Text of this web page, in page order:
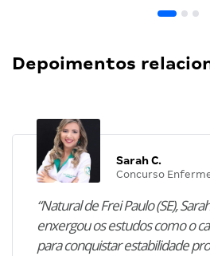
Depoimentos
Sarah C.
Concurso
“Natural de Frei Paulo (SE),
enxergou os estudos como o
para conquistar estabilidade